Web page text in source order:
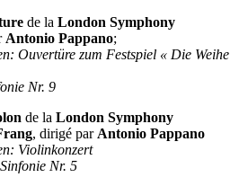
de la London Symphony
Antonio Pappano;
Ouvertüre zum Festspiel « Die Weihe
Nr. 9
de la London Symphony
, dirigé par Antonio Pappano
Violinkonzert
Nr. 5